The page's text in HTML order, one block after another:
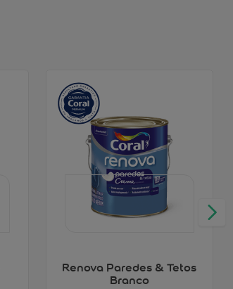
Renova Paredes & Tetos
Branco